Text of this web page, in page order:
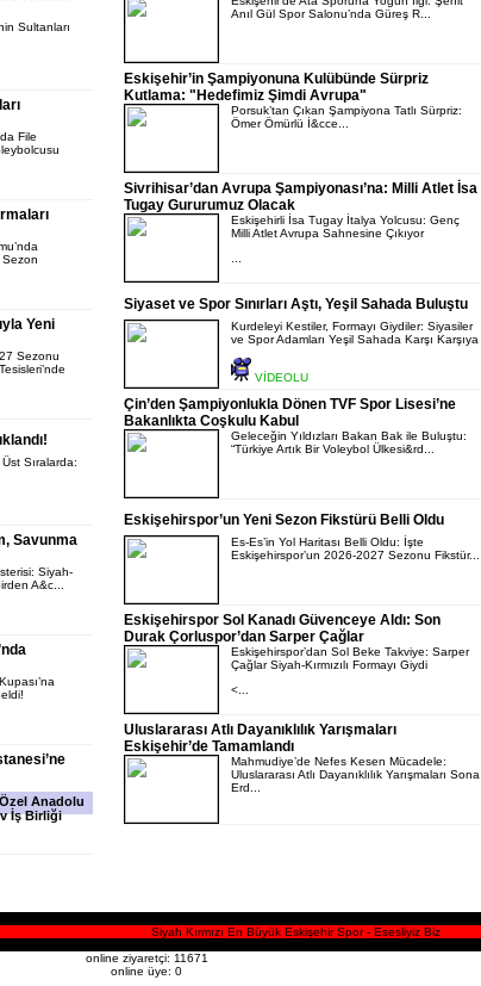
Sultanları
File
Sezon
Yeni
Sezonu
Sıralarda:
Savunma
Siyah-
A&c...
Anadolu
İş Birliği
Anıl Gül Spor Salonu’nda Güreş R...
Eskişehir’in Şampiyonuna Kulübünde Sürpriz
Kutlama: "Hedefimiz Şimdi Avrupa"
Porsuk’tan Çıkan Şampiyona Tatlı Sürpriz:
Ömer Ömürlü İ&cce...
Sivrihisar’dan Avrupa Şampiyonası’na: Milli Atlet İsa
Tugay Gururumuz Olacak
Eskişehirli İsa Tugay İtalya Yolcusu: Genç
Milli Atlet Avrupa Sahnesine Çıkıyor
Siyaset ve Spor Sınırları Aştı, Yeşil Sahada Buluştu
Kurdeleyi Kestiler, Formayı Giydiler: Siyasiler
ve Spor Adamları Yeşil Sahada Karşı Karşıya
VİDEOLU
Çin’den Şampiyonlukla Dönen TVF Spor Lisesi’ne
Bakanlıkta Coşkulu Kabul
Geleceğin Yıldızları Bakan Bak ile Buluştu:
“Türkiye Artık Bir Voleybol Ülkesi&rd...
Eskişehirspor’un Yeni Sezon Fikstürü Belli Oldu
Es-Es’in Yol Haritası Belli Oldu: İşte
Eskişehirspor’un 2026-2027 Sezonu Fikstür...
Eskişehirspor Sol Kanadı Güvenceye Aldı: Son
Durak Çorluspor’dan Sarper Çağlar
Eskişehirspor’dan Sol Beke Takviye: Sarper
Çağlar Siyah-Kırmızılı Formayı Giydi
<...
Uluslararası Atlı Dayanıklılık Yarışmaları
Eskişehir’de Tamamlandı
Mahmudiye’de Nefes Kesen Mücadele:
Uluslararası Atlı Dayanıklılık Yarışmaları Sona
Erd...
Siyah Kırmızı En Büyük Eskişehir Spor - Esesliyiz Biz
online ziyaretçi: 11671
online üye: 0